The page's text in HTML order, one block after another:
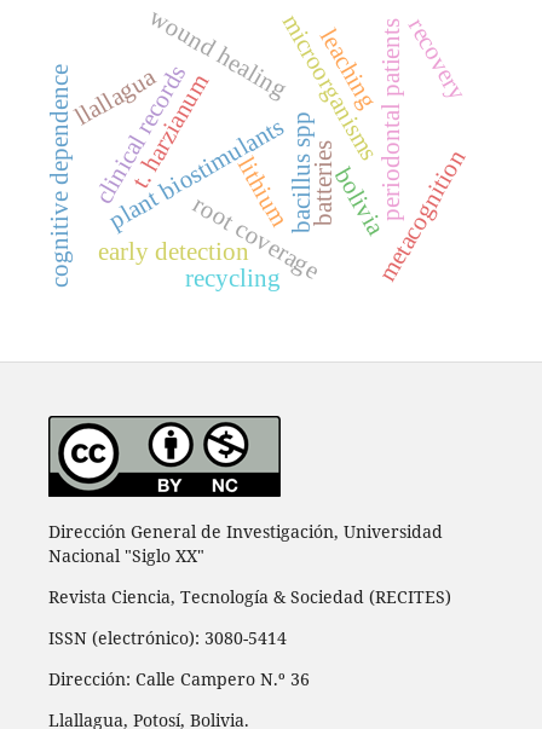
plant biostimulants
t. harzianum bacillus spp
microorganisms
root coverage
wound healing periodontal patients
clinical records
metacognition
early detection
llallagua
bolivia
batteries
leaching
lithium
recycling
recovery
cognitive dependence
Dirección General de Investigación, Universidad
Nacional "Siglo XX"
Revista Ciencia, Tecnología & Sociedad (RECITES)
ISSN (electrónico): 3080-5414
Dirección: Calle Campero N.º 36
Llallagua, Potosí, Bolivia.